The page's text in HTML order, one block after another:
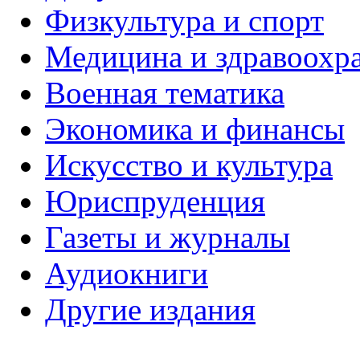
Физкультура и спорт
Медицина и
Военная тематика
Экономика и финансы
Искусство и культура
Юриспруденция
Газеты и журналы
Аудиокниги
Другие издания